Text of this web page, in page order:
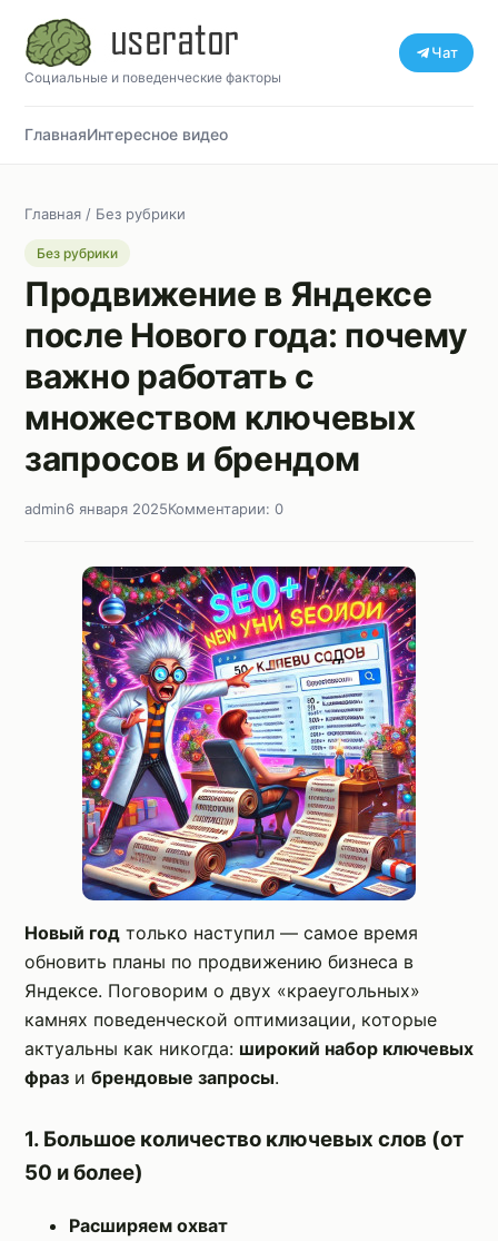
Социальные и поведенческие факторы
Чат
ГлавнаяИнтересное видео
Главная / Без рубрики
Без рубрики
Продвижение в Яндексе
после Нового года: почему
важно работать с
множеством ключевых
запросов и брендом
admin6 января 2025Комментарии: 0
Новый год только наступил — самое время
обновить планы по продвижению бизнеса в
Яндексе. Поговорим о двух «краеугольных»
камнях поведенческой оптимизации, которые
актуальны как никогда: широкий набор ключевых
фраз и брендовые запросы.
1. Большое количество ключевых слов (от
50 и более)
Расширяем охват